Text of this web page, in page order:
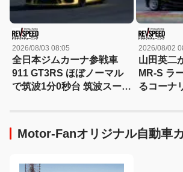
2026/08/03 08:05
全日本ジムカーナ参戦車
911 GT3RS ほぼノーマル
で筑波1分0秒台 筑波スーパ
2026/08/02
山田英二
MR-S ラ
るコーナ
Motor-Fanオリジナル自動車